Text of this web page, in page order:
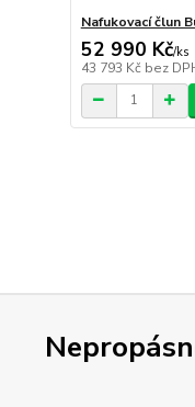
Nafukovací člun
52 990 Kč/ks
43 793 Kč bez